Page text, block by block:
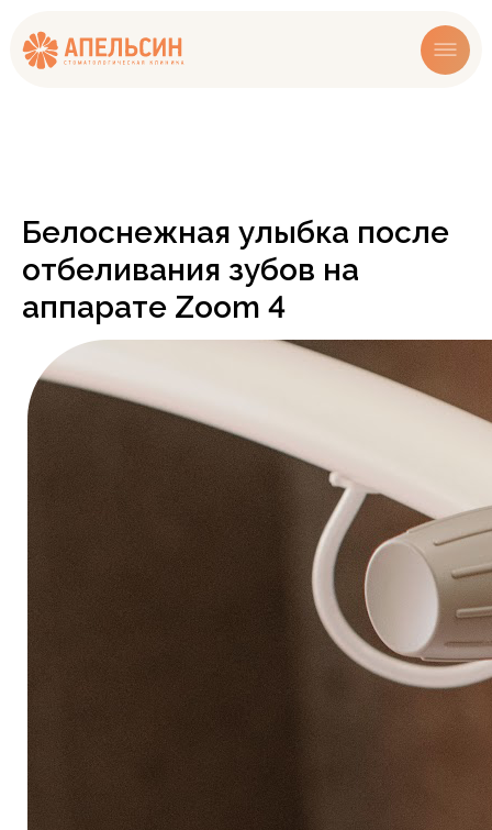
Белоснежная улыбка после
отбеливания зубов на
аппарате Zoom 4